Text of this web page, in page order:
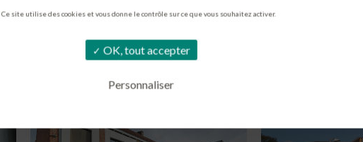
Ce site utilise des cookies et vous donne le contrôle sur ce que vous souhaitez activer.
OK, tout accepter
Personnaliser
SIÈGE DE L’ONF